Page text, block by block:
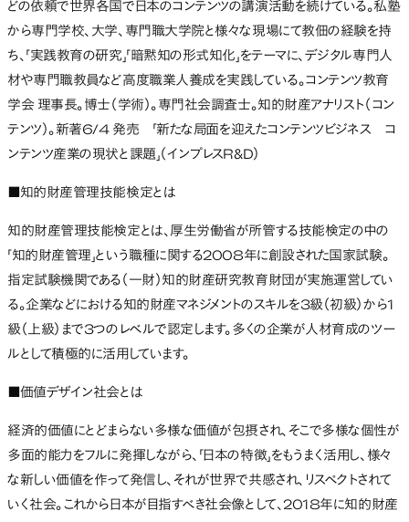
どの依頼で世界各国で日本のコンテンツの講演活動を続けている。私塾
から専門学校、大学、専門職大学院と様々な現場にて教佃の経験を持
ち、「実践教育の研究」「暗黙知の形式知化」をテーマに、デジタル専門人
材や専門職教員など高度職業人養成を実践している。コンテンツ教育
学会 理事長。博士（学術）。専門社会調査士。知的財産アナリスト（コン
テンツ）。新著6/4 発売 「新たな局面を迎えたコンテンツビジネス コ
ンテンツ産業の現状と課題」（インプレスR&D）
■知的財産管理技能検定とは
知的財産管理技能検定とは、厚生労働省が所管する技能検定の中の
「知的財産管理」という職種に関する2008年に創設された国家試験。
指定試験機関である（一財）知的財産研究教育財団が実施運営してい
る。企業などにおける知的財産マネジメントのスキルを3級（初級）から1
級（上級）まで3つのレベルで認定します。多くの企業が人材育成のツー
ルとして積極的に活用しています。
■価値デザイン社会とは
経済的価値にとどまらない多様な価値が包摂され、そこで多様な個性が
多面的能力をフルに発揮しながら、「日本の特徴」をもうまく活用し、様々
な新しい価値を作って発信し、それが世界で共感され、リスペクトされて
いく社会。これから日本が目指すべき社会像として、2018年に知的財産